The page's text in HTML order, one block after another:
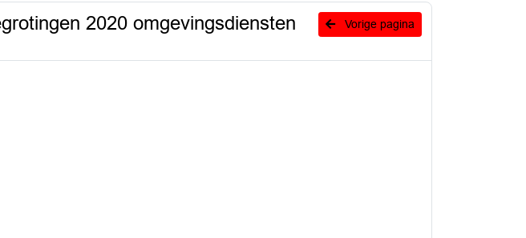
Vorige pagina
2020 omgevingsdiensten